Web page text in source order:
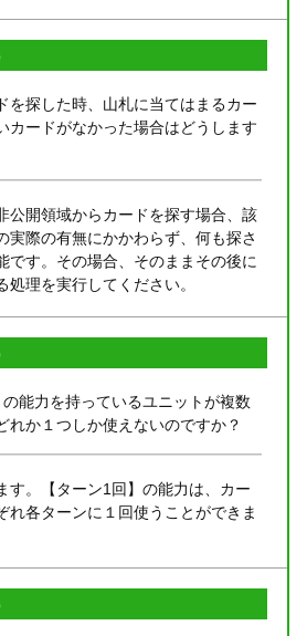
を探した時、山札に当てはまるカー
カードがなかった場合はどうします
公開領域からカードを探す場合、該
実際の有無にかかわらず、何も探さ
です。その場合、そのままその後に
処理を実行してください。
の能力を持っているユニットが複数
れか１つしか使えないのですか？
す。【ターン1回】の能力は、カー
れ各ターンに１回使うことができま